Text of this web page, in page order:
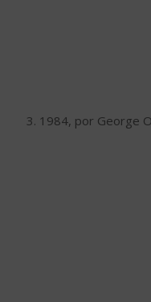
3. 1984, por George